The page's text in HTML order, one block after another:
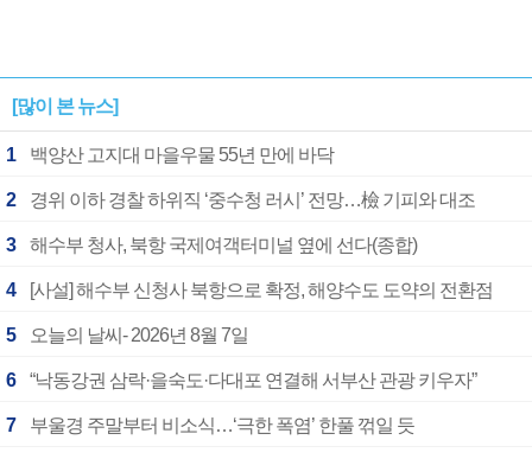
[많이 본 뉴스]
1 백양산 고지대 마을우물 55년 만에 바닥
2 경위 이하 경찰 하위직 ‘중수청 러시’ 전망…檢 기피와 대조
3 해수부 청사, 북항 국제여객터미널 옆에 선다(종합)
4 [사설] 해수부 신청사 북항으로 확정, 해양수도 도약의 전환점
5 오늘의 날씨- 2026년 8월 7일
6 “낙동강권 삼락·을숙도·다대포 연결해 서부산 관광 키우자”
7 부울경 주말부터 비소식…‘극한 폭염’ 한풀 꺾일 듯